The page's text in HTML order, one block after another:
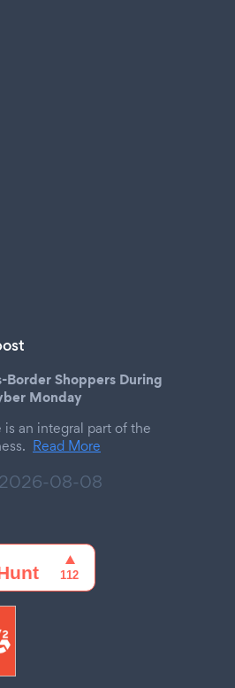
Shoppers During
Monday
an integral part of the
Read More
2026-08-08